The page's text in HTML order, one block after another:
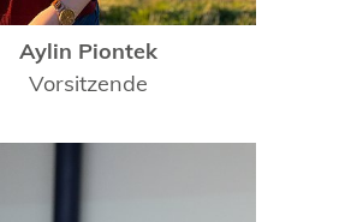
Aylin Piontek
Vorsitzende